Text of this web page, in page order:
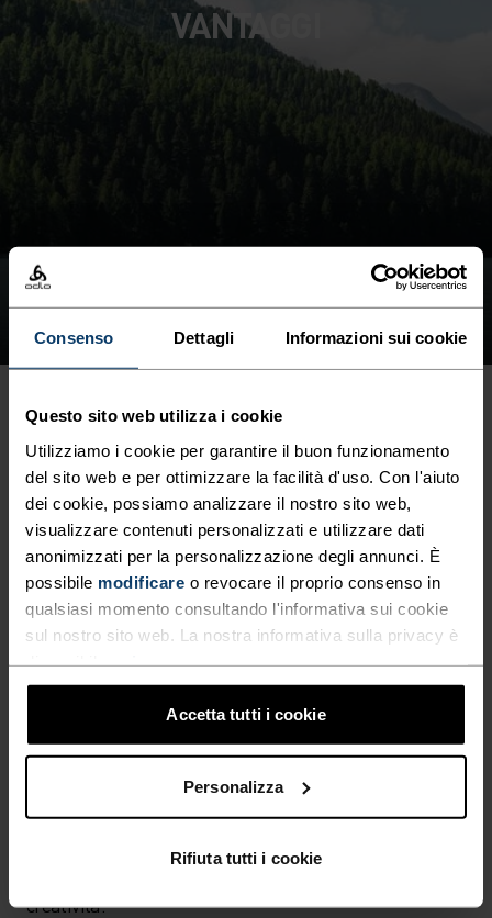
Consenso Dettagli Informazioni sui cookie
Questo sito web utilizza i cookie
Utilizziamo i cookie per garantire il buon funzionamento
del sito web e per ottimizzare la facilità d'uso. Con l'aiuto
dei cookie, possiamo analizzare il nostro sito web,
visualizzare contenuti personalizzati e utilizzare dati
anonimizzati per la personalizzazione degli annunci. È
possibile modificare o revocare il proprio consenso in
qualsiasi momento consultando l'informativa sui cookie
sul nostro sito web. La nostra informativa sulla privacy è
Accetta tutti i cookie
Personalizza
Rifiuta tutti i cookie
VANTAGGI
Rapporto vita/lavoro
Godersi il tempo libero e restare sereni.
Fitness
Accesso al centro fitness interno .
Impatto globale
Guidate la svolta con noi .
Siamo leader nel settoresostenibilità
Cultura
creatività.